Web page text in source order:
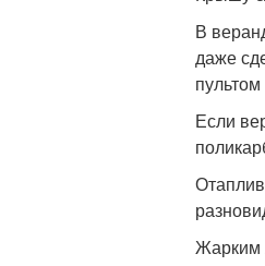
В
даже
Если
Жарким